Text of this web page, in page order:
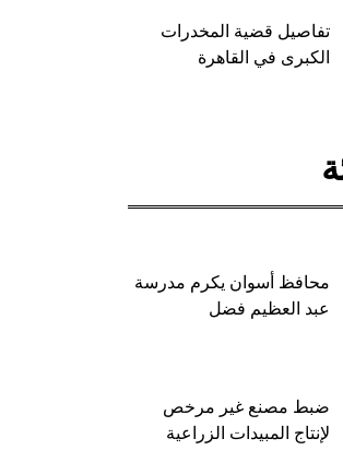
تفاصيل قضية المخدرات
الكبرى في القاهرة
محافظ أسوان يكرم مدرسة
عبد العظيم فضل
ضبط مصنع غير مرخص
لإنتاج المبيدات الزراعية